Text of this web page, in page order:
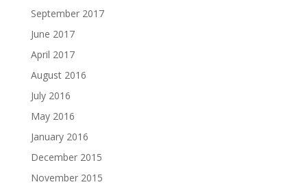
September 2017
June 2017
April 2017
August 2016
July 2016
May 2016
January 2016
December 2015
November 2015